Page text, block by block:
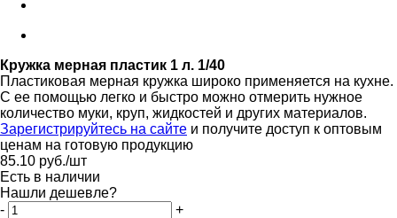
Кружка мерная пластик 1 л. 1/40
Пластиковая мерная кружка широко применяется на кухне.
С ее помощью легко и быстро можно отмерить нужное
количество муки, круп, жидкостей и других материалов.
Зарегистрируйтесь на сайте и получите доступ к оптовым
ценам на готовую продукцию
85.10 руб./шт
Есть в наличии
Нашли дешевле?
-
+